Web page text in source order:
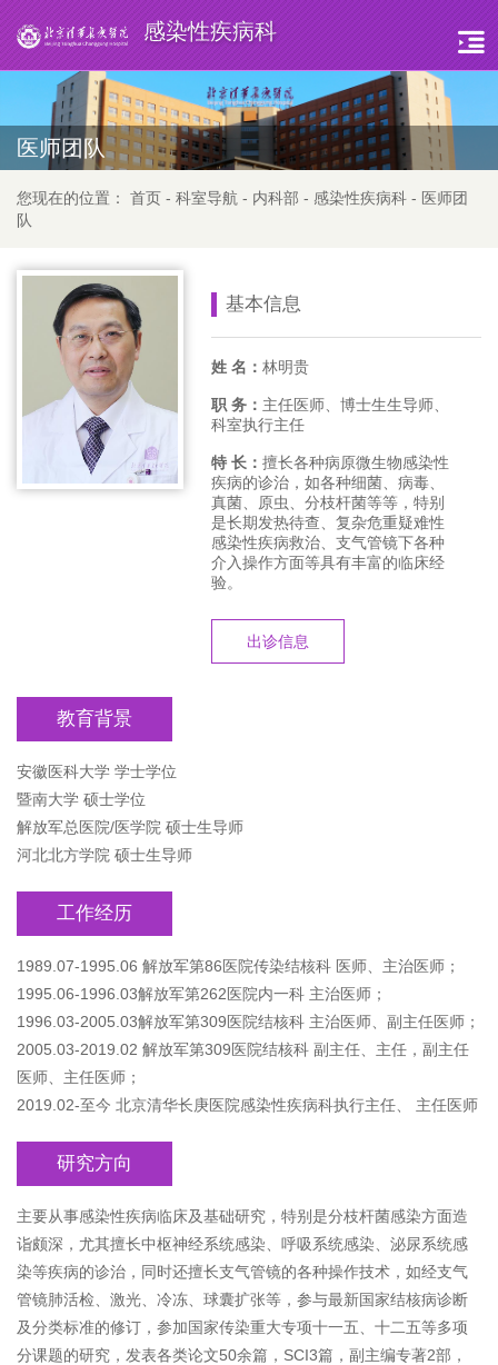
感染性疾病科
医师团队
您现在的位置： 首页 - 科室导航 - 内科部 - 感染性疾病科 - 医师团
队
基本信息
姓 名： 林明贵
职 务： 主任医师、博士生生导师、
科室执行主任
特 长： 擅长各种病原微生物感染性
疾病的诊治，如各种细菌、病毒、
真菌、原虫、分枝杆菌等等，特别
是长期发热待查、复杂危重疑难性
感染性疾病救治、支气管镜下各种
介入操作方面等具有丰富的临床经
验。
出诊信息
教育背景
安徽医科大学 学士学位
暨南大学 硕士学位
解放军总医院/医学院 硕士生导师
河北北方学院 硕士生导师
工作经历
1989.07-1995.06 解放军第86医院传染结核科 医师、主治医师；
1995.06-1996.03解放军第262医院内一科 主治医师；
1996.03-2005.03解放军第309医院结核科 主治医师、副主任医师；
2005.03-2019.02 解放军第309医院结核科 副主任、主任，副主任
医师、主任医师；
2019.02-至今 北京清华长庚医院感染性疾病科执行主任、 主任医师
研究方向
主要从事感染性疾病临床及基础研究，特别是分枝杆菌感染方面造
诣颇深，尤其擅长中枢神经系统感染、呼吸系统感染、泌尿系统感
染等疾病的诊治，同时还擅长支气管镜的各种操作技术，如经支气
管镜肺活检、激光、冷冻、球囊扩张等，参与最新国家结核病诊断
及分类标准的修订，参加国家传染重大专项十一五、十二五等多项
分课题的研究，发表各类论文50余篇，SCI3篇，副主编专著2部，